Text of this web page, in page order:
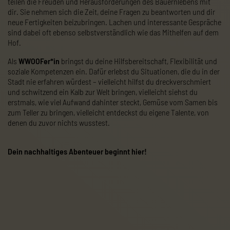
dir. Sie nehmen sich die Zeit, deine Fragen zu beantworten und dir
neue Fertigkeiten beizubringen. Lachen und interessante Gespräche
sind dabei oft ebenso selbstverständlich wie das Mithelfen auf dem
Hof.
Als WWOOFer*in bringst du deine Hilfsbereitschaft, Flexibilität und
soziale Kompetenzen ein. Dafür erlebst du Situationen, die du in der
Stadt nie erfahren würdest – vielleicht hilfst du dreckverschmiert
und schwitzend ein Kalb zur Welt bringen, vielleicht siehst du
erstmals, wie viel Aufwand dahinter steckt, Gemüse vom Samen bis
zum Teller zu bringen, vielleicht entdeckst du eigene Talente, von
denen du zuvor nichts wusstest.
Dein nachhaltiges Abenteuer beginnt hier!